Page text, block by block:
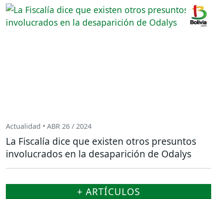
Actualidad • ABR 26 / 2024
La Fiscalía dice que existen otros presuntos
involucrados en la desaparición de Odalys
+ ARTÍCULOS